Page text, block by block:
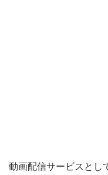
動画配信サービスとし